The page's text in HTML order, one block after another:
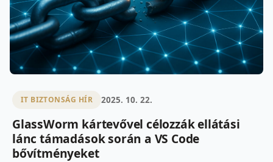
IT BIZTONSÁG HÍR 2025. 10. 22.
GlassWorm kártevővel célozzák ellátási
lánc támadások során a VS Code
bővítményeket